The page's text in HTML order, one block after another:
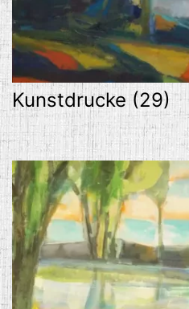
Kunstdrucke(29)